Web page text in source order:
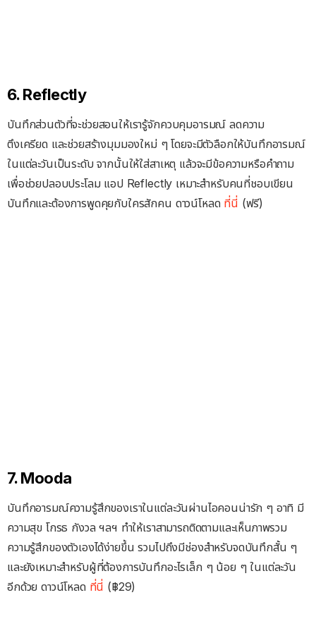
6. Reflectly
บันทึกส่วนตัวที่จะช่วยสอนให้เรารู้จักควบคุมอารมณ์ ลดความ
ตึงเครียด และช่วยสร้างมุมมองใหม่ ๆ โดยจะมีตัวลือกให้บันทึกอารมณ์
ในแต่ละวันเป็นระดับ จากนั้นให้ใส่สาเหตุ แล้วจะมีข้อความหรือคำถาม
เพื่อช่วยปลอบประโลม แอป Reflectly เหมาะสำหรับคนที่ชอบเขียน
บันทึกและต้องการพูดคุยกับใครสักคน ดาวน์โหลด ที่นี่ (ฟรี)
7. Mooda
บันทึกอารมณ์ความรู้สึกของเราในแต่ละวันผ่านไอคอนน่ารัก ๆ อาทิ มี
ความสุข โกรธ กังวล ฯลฯ ทำให้เราสามารถติดตามและเห็นภาพรวม
ความรู้สึกของตัวเองได้ง่ายขึ้น รวมไปถึงมีช่องสำหรับจดบันทึกสั้น ๆ
และยังเหมาะสำหรับผู้ที่ต้องการบันทึกอะไรเล็ก ๆ น้อย ๆ ในแต่ละวัน
อีกด้วย ดาวน์โหลด ที่นี่ (฿29)